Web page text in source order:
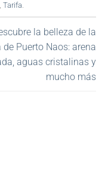
Tarifa.
la belleza de la
de Puerto Naos: arena
aguas cristalinas y
mucho más